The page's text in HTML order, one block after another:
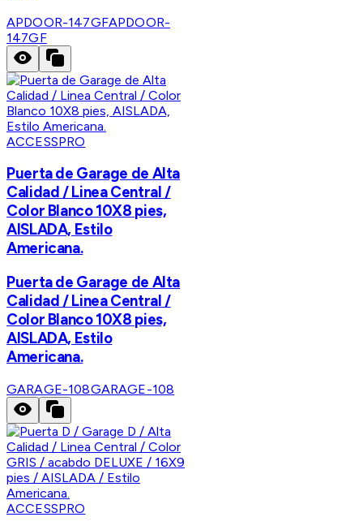
APDOOR-147GFAPDOOR-
147GF
ACCESSPRO
Puerta de Garage de Alta
Calidad / Linea Central /
Color Blanco 10X8 pies,
AISLADA, Estilo
Americana.
Puerta de Garage de Alta
Calidad / Linea Central /
Color Blanco 10X8 pies,
AISLADA, Estilo
Americana.
GARAGE-108GARAGE-108
ACCESSPRO